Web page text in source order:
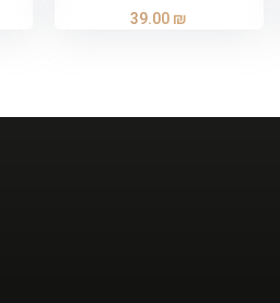
39.00₪